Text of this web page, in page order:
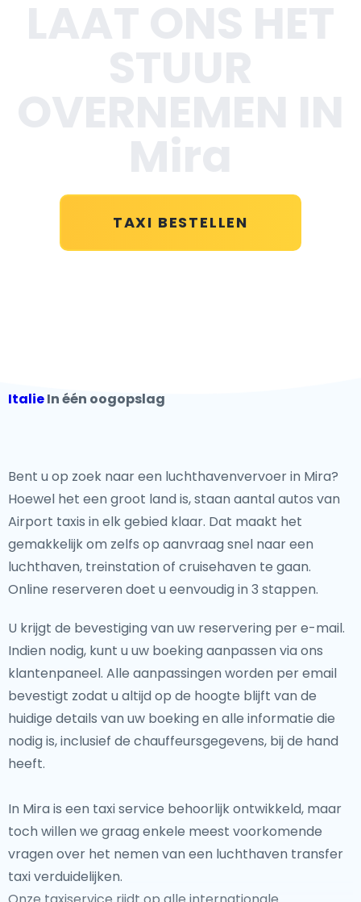
TAXI BESTELLEN
ItalieIn één oogopslag
Bent u op zoek naar een luchthavenvervoer in Mira?
Hoewel het een groot land is, staan aantal autos van
Airport taxis in elk gebied klaar. Dat maakt het
gemakkelijk om zelfs op aanvraag snel naar een
luchthaven, treinstation of cruisehaven te gaan.
Online reserveren doet u eenvoudig in 3 stappen.
U krijgt de bevestiging van uw reservering per e-mail.
Indien nodig, kunt u uw boeking aanpassen via ons
klantenpaneel. Alle aanpassingen worden per email
bevestigt zodat u altijd op de hoogte blijft van de
huidige details van uw boeking en alle informatie die
nodig is, inclusief de chauffeursgegevens, bij de hand
heeft.
In Mira is een taxi service behoorlijk ontwikkeld, maar
toch willen we graag enkele meest voorkomende
vragen over het nemen van een luchthaven transfer
taxi verduidelijken.